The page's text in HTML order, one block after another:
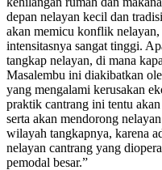
depan nelayan kecil dan
akan memicu konflik
intensitasnya sangat tinggi.
tangkap nelayan, di mana
Masalembu ini diakibatkan
yang mengalami kerusakan
praktik cantrang ini tentu
serta akan mendorong
wilayah tangkapnya, karena
nelayan cantrang yang
pemodal besar.”